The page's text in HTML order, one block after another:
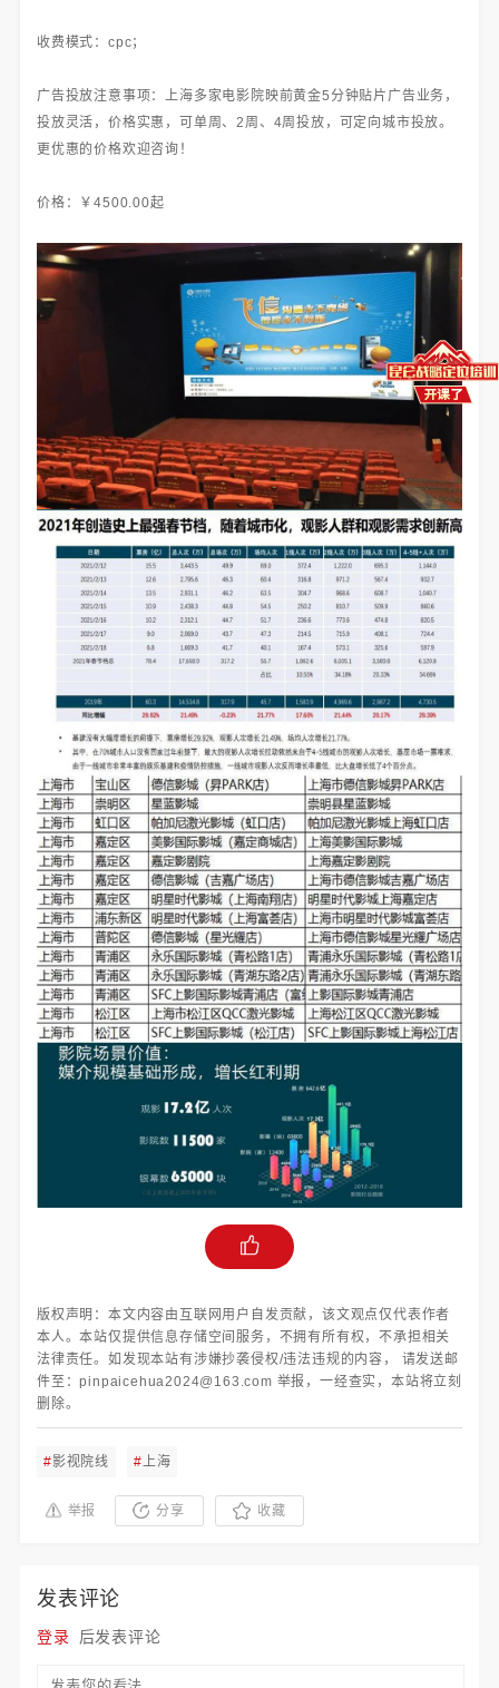
收费模式：cpc；
广告投放注意事项：上海多家电影院映前黄金5分钟贴片广告业务，
投放灵活，价格实惠，可单周、2周、4周投放，可定向城市投放。
更优惠的价格欢迎咨询！
价格：￥4500.00起
版权声明：本文内容由互联网用户自发贡献，该文观点仅代表作者
本人。本站仅提供信息存储空间服务，不拥有所有权，不承担相关
法律责任。如发现本站有涉嫌抄袭侵权/违法违规的内容， 请发送邮
件至：pinpaicehua2024@163.com 举报，一经查实，本站将立刻
删除。
#影视院线 #上海
举报 分享 收藏
发表评论
登录 后发表评论